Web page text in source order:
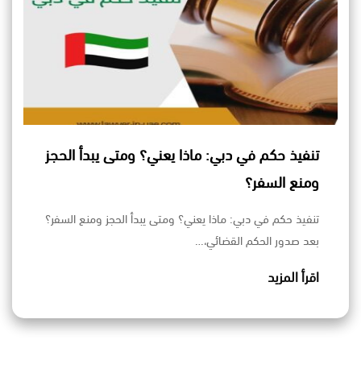
تنفيذ حكم في دبي: ماذا يعني؟ ومتى يبدأ الحجز
ومنع السفر؟
تنفيذ حكم في دبي: ماذا يعني؟ ومتى يبدأ الحجز ومنع السفر؟
بعد صدور الحكم القضائي،…
اقرأ المزيد